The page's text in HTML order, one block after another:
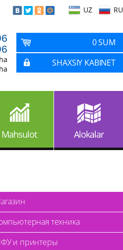
UZ RU
0 SUM
SHAXSIY KABINET
Mahsulot Alokalar
техника
и принтеры